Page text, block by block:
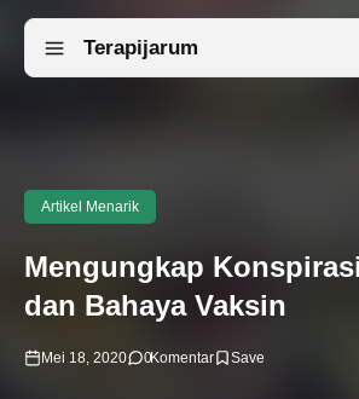
Terapijarum
Artikel Menarik
Mengungkap
dan Bahaya Vaksin
Mei 18, 2020 0Komentar